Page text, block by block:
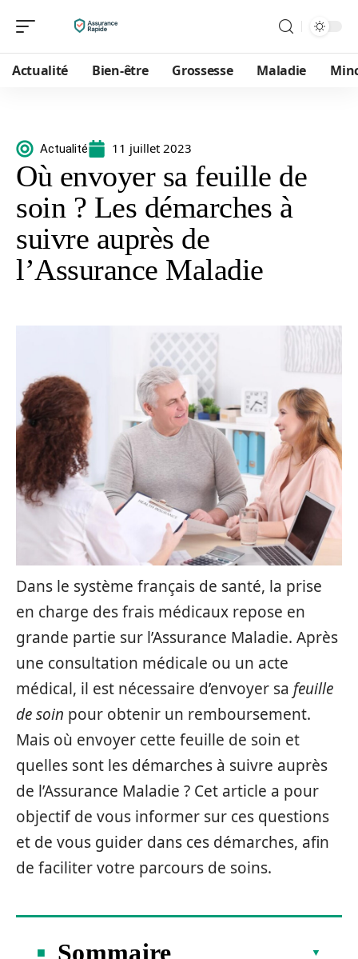
Actualité Bien-être Grossesse Maladie
Actualité 11 juillet 2023
Où envoyer sa feuille de
soin ? Les démarches à
suivre auprès de
l’Assurance Maladie
Dans le système français de santé, la prise
en charge des frais médicaux repose en
grande partie sur l’Assurance Maladie. Après
une consultation médicale ou un acte
médical, il est nécessaire d’envoyer sa feuille
de soin pour obtenir un remboursement.
Mais où envoyer cette feuille de soin et
quelles sont les démarches à suivre auprès
de l’Assurance Maladie ? Cet article a pour
objectif de vous informer sur ces questions
et de vous guider dans ces démarches, afin
de faciliter votre parcours de soins.
Sommaire